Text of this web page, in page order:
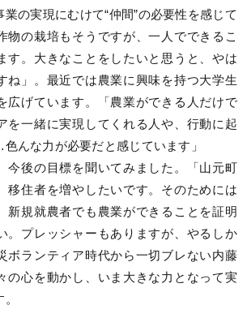
の実現にむけて“仲間”の必要性を感じて
物の栽培もそうですが、一人でできるこ
す。大きなことをしたいと思うと、やは
ね」。最近では農業に興味を持つ大学生
広げています。「農業ができる人だけで
を一緒に実現してくれる人や、行動に起
んな力が必要だと感じています」
今後の目標を聞いてみました。「山元町
移住者を増やしたいです。そのためには
新規就農者でも農業ができることを証明
。プレッシャーもありますが、やるしか
ボランティア時代から一切ブレない内藤
の心を動かし、いま大きな力となって実